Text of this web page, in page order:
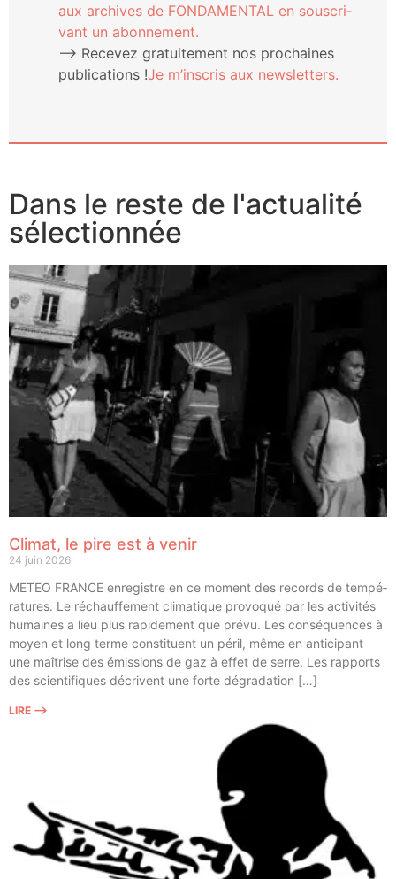
aux archives de FONDAMENTAL en sous­cri­
vant un abonnement.
⟶ Rece­vez gra­tui­te­ment nos pro­chaines
publi­ca­tions !Je m’ins­cris aux newsletters.
Dans le reste de l'actualité
sélectionnée
Climat, le pire est à venir
24 juin 2026
METEO FRANCE enre­gistre en ce moment des records de tem­pé­
ra­tures. Le réchauf­fe­ment cli­ma­tique pro­vo­qué par les acti­vi­tés
humaines a lieu plus rapi­de­ment que pré­vu. Les consé­quences à
moyen et long terme consti­tuent un péril, même en anti­ci­pant
une maî­trise des émis­sions de gaz à effet de serre. Les rap­ports
des scien­ti­fiques décrivent une forte dégradation […]
LIRE ⟶